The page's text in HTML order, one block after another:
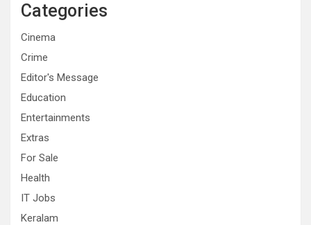
Categories
Cinema
Crime
Editor's Message
Education
Entertainments
Extras
For Sale
Health
IT Jobs
Keralam